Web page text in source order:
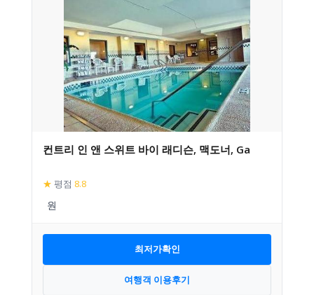
컨트리 인 앤 스위트 바이 래디슨, 맥도너, Ga
★ 평점 8.8
최저가확인
여행객 이용후기